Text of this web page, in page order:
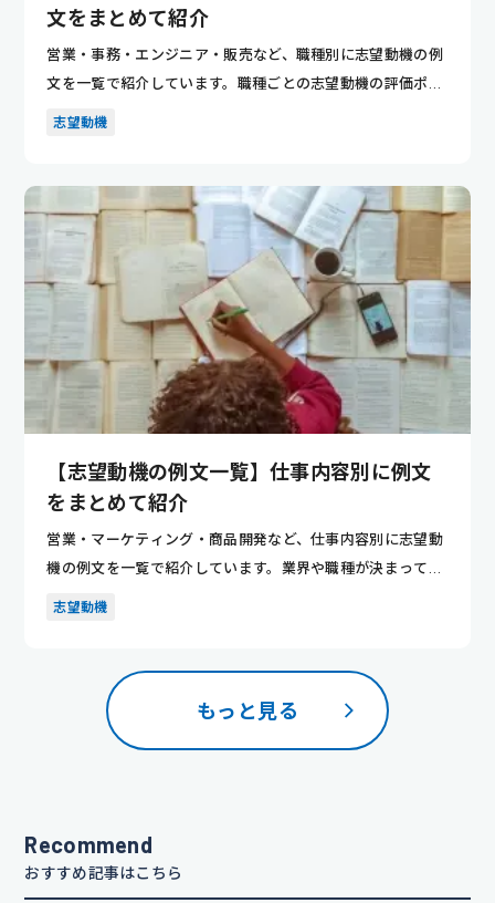
文をまとめて紹介
営業・事務・エンジニア・販売など、職種別に志望動機の例
文を一覧で紹介しています。職種ごとの志望動機の評価ポイ
ントが分かり...
志望動機
【志望動機の例文一覧】仕事内容別に例文
をまとめて紹介
営業・マーケティング・商品開発など、仕事内容別に志望動
機の例文を一覧で紹介しています。業界や職種が決まってい
ない人でも、...
志望動機
もっと見る
Recommend
おすすめ記事はこちら